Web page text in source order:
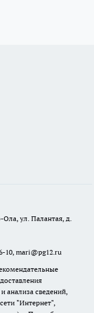
Ола, ул. Палантая, д.
10, mari@pg12.ru
анализа сведений,
"Интернет",